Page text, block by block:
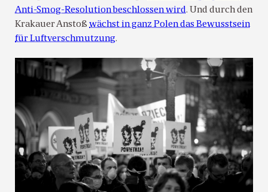
Anti-Smog-Resolution beschlossen wird. Und durch den
Krakauer Anstoß wächst in ganz Polen das Bewusstsein
für Luftverschmutzung.